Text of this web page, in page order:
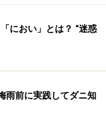
ストアや100均ショ
「ダイソー」で購
ジャンプします
におい」とは？ “迷惑
前に実践してダニ知